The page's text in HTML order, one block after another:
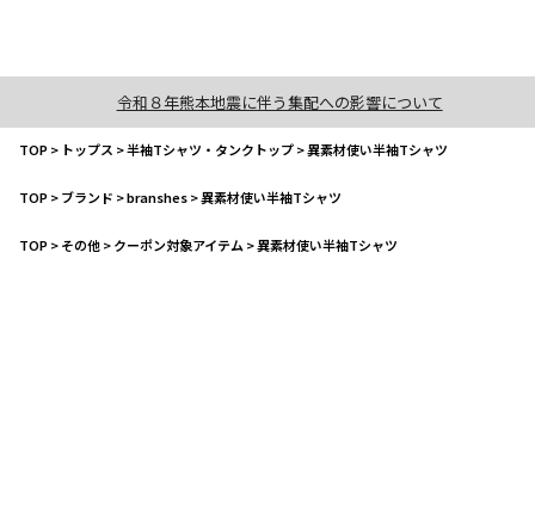
令和８年熊本地震に伴う集配への影響について
TOP> トップス >半袖Tシャツ・タンクトップ>異素材使い半袖Tシャツ
TOP>ブランド >branshes>異素材使い半袖Tシャツ
TOP>その他>クーポン対象アイテム >異素材使い半袖Tシャツ